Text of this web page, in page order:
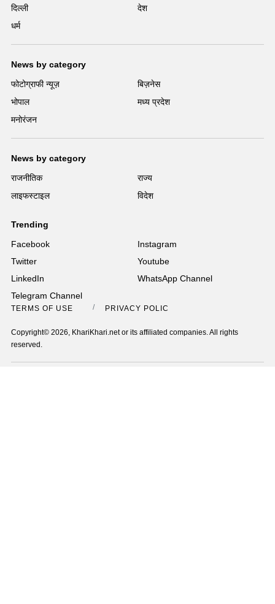
दिल्ली
देश
धर्म
News by category
फोटोग्राफी न्यूज़
बिज़नेस
भोपाल
मध्य प्रदेश
मनोरंजन
News by category
राजनीतिक
राज्य
लाइफस्टाइल
विदेश
Trending
Facebook
Instagram
Twitter
Youtube
LinkedIn
WhatsApp Channel
Telegram Channel
TERMS OF USE PRIVACY POLICY
Copyright© 2026, KhariKhari.net or its affiliated companies. All rights
reserved.